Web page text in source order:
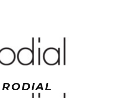
RODIAL